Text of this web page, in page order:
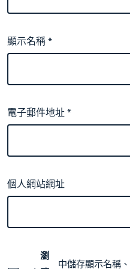
顯示名稱*
電子郵件地址*
個人網站網址
瀏
中儲存顯示名稱